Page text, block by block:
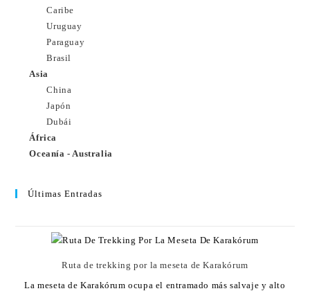
Caribe
Uruguay
Paraguay
Brasil
Asia
China
Japón
Dubái
África
Oceanía - Australia
Últimas Entradas
Ruta de trekking por la meseta de Karakórum
La meseta de Karakórum ocupa el entramado más salvaje y alto